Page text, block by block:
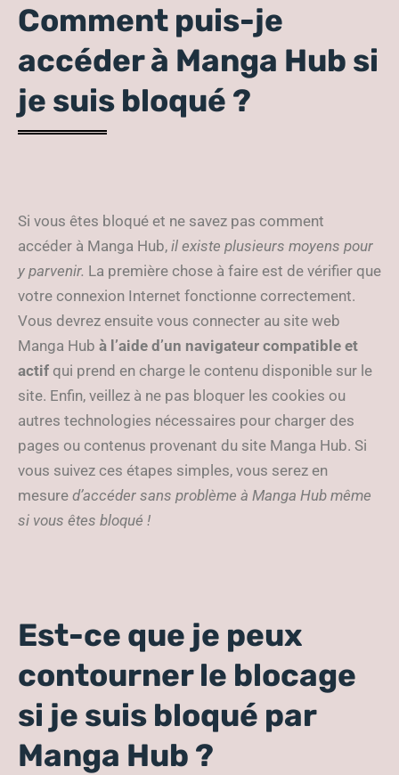
Comment puis-je
accéder à Manga Hub si
je suis bloqué ?
Si vous êtes bloqué et ne savez pas comment
accéder à Manga Hub, il existe plusieurs moyens pour
y parvenir. La première chose à faire est de vérifier que
votre connexion Internet fonctionne correctement.
Vous devrez ensuite vous connecter au site web
Manga Hub à l’aide d’un navigateur compatible et
actif qui prend en charge le contenu disponible sur le
site. Enfin, veillez à ne pas bloquer les cookies ou
autres technologies nécessaires pour charger des
pages ou contenus provenant du site Manga Hub. Si
vous suivez ces étapes simples, vous serez en
mesure d’accéder sans problème à Manga Hub même
si vous êtes bloqué !
Est-ce que je peux
contourner le blocage
si je suis bloqué par
Manga Hub ?